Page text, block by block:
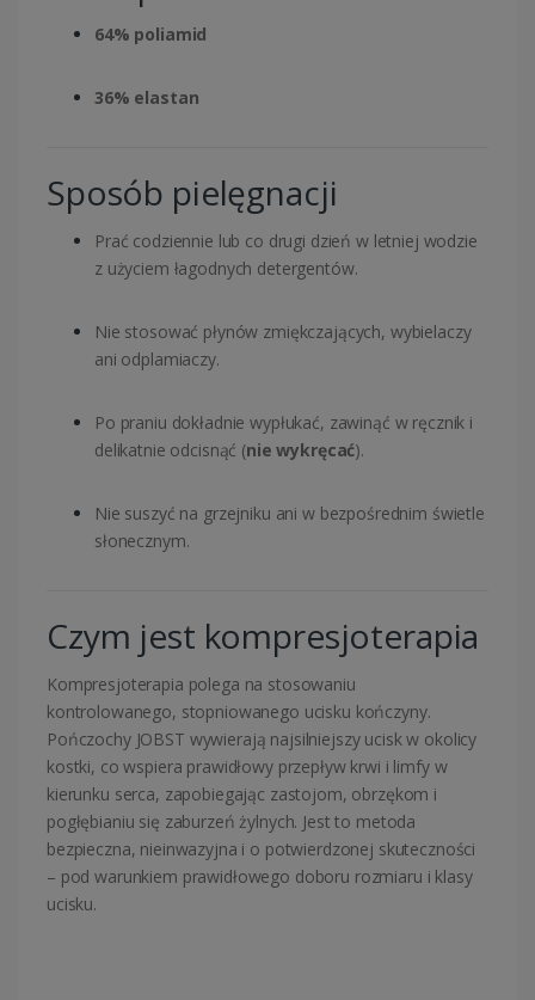
64% poliamid
36% elastan
Sposób pielęgnacji
Prać codziennie lub co drugi dzień w letniej wodzie
z użyciem łagodnych detergentów.
Nie stosować płynów zmiękczających, wybielaczy
ani odplamiaczy.
Po praniu dokładnie wypłukać, zawinąć w ręcznik i
delikatnie odcisnąć (nie wykręcać).
Nie suszyć na grzejniku ani w bezpośrednim świetle
słonecznym.
Czym jest kompresjoterapia
Kompresjoterapia polega na stosowaniu
kontrolowanego, stopniowanego ucisku kończyny.
Pończochy JOBST wywierają najsilniejszy ucisk w okolicy
kostki, co wspiera prawidłowy przepływ krwi i limfy w
kierunku serca, zapobiegając zastojom, obrzękom i
pogłębianiu się zaburzeń żylnych. Jest to metoda
bezpieczna, nieinwazyjna i o potwierdzonej skuteczności
– pod warunkiem prawidłowego doboru rozmiaru i klasy
ucisku.